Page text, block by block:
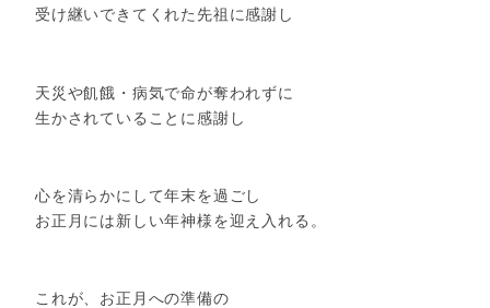
受け継いできてくれた先祖に感謝し
天災や飢餓・病気で命が奪われずに
生かされていることに感謝し
心を清らかにして年末を過ごし
お正月には新しい年神様を迎え入れる。
これが、お正月への準備の